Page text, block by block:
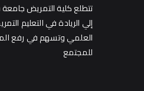
تتطلع كلية التمريض
إلي الريادة في التعليم
العلمي وتسهم في رفع
للمجتمع